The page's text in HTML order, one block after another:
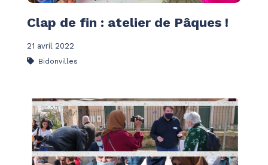
Clap de fin : atelier de Pâques !
21 avril 2022
Bidonvilles